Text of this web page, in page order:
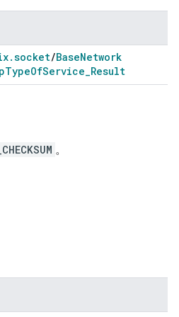
.socket/BaseNetwork
TypeOfService_Result
。